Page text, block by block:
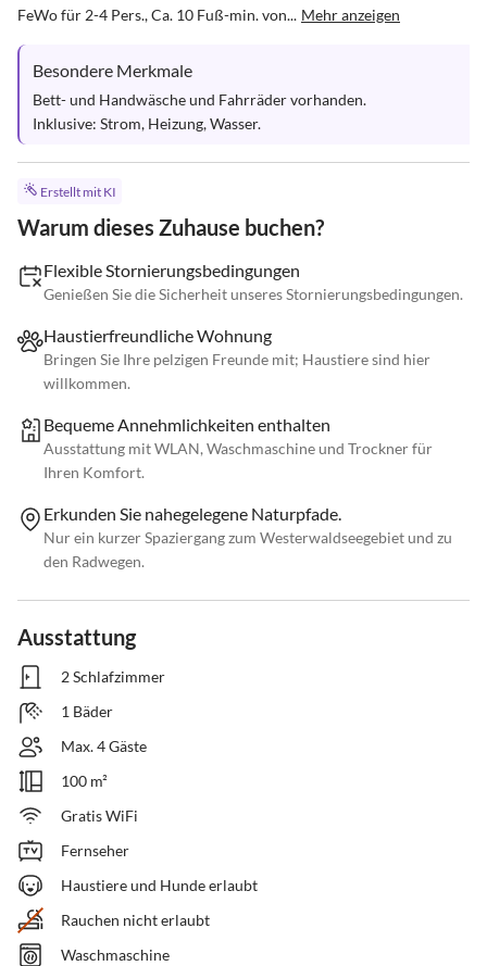
FeWo für 2-4 Pers., Ca. 10 Fuß-min. von... Mehr anzeigen
Besondere Merkmale
Bett- und Handwäsche und Fahrräder vorhanden.
Inklusive: Strom, Heizung, Wasser.
Erstellt mit KI
Warum dieses Zuhause buchen?
Flexible Stornierungsbedingungen
Genießen Sie die Sicherheit unseres Stornierungsbedingungen.
Haustierfreundliche Wohnung
Bringen Sie Ihre pelzigen Freunde mit; Haustiere sind hier
willkommen.
Bequeme Annehmlichkeiten enthalten
Ausstattung mit WLAN, Waschmaschine und Trockner für
Ihren Komfort.
Erkunden Sie nahegelegene Naturpfade.
Nur ein kurzer Spaziergang zum Westerwaldseegebiet und zu
den Radwegen.
Ausstattung
2 Schlafzimmer
1 Bäder
Max. 4 Gäste
100 m²
Gratis WiFi
Fernseher
Haustiere und Hunde erlaubt
Rauchen nicht erlaubt
Waschmaschine